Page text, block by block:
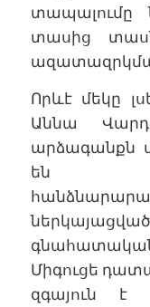
տապալումը
տասից
Որևէ մեկը
Աննա
արձագանքն
են
Միգուցե
զգայուն է